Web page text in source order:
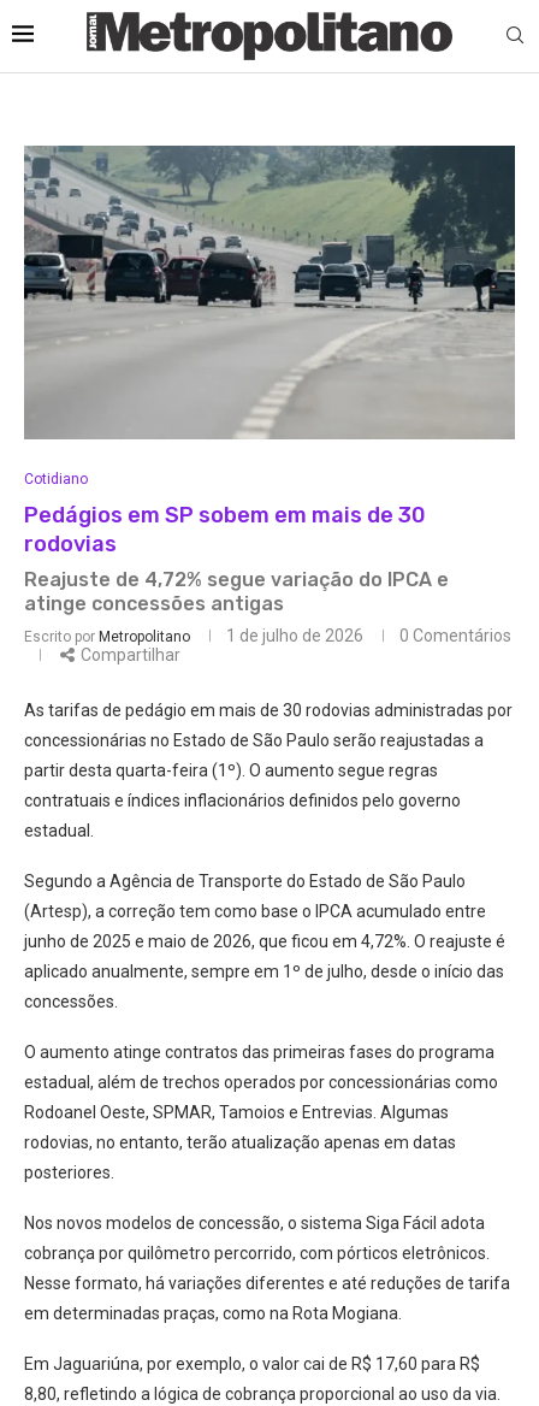
Cotidiano
Pedágios em SP sobem em mais de 30
rodovias
Reajuste de 4,72% segue variação do IPCA e
atinge concessões antigas
Escrito por Metropolitano 1 de julho de 2026
0 Comentários
Compartilhar
As tarifas de pedágio em mais de 30 rodovias administradas por
concessionárias no Estado de São Paulo serão reajustadas a
partir desta quarta-feira (1º). O aumento segue regras
contratuais e índices inflacionários definidos pelo governo
estadual.
Segundo a Agência de Transporte do Estado de São Paulo
(Artesp), a correção tem como base o IPCA acumulado entre
junho de 2025 e maio de 2026, que ficou em 4,72%. O reajuste é
aplicado anualmente, sempre em 1º de julho, desde o início das
concessões.
O aumento atinge contratos das primeiras fases do programa
estadual, além de trechos operados por concessionárias como
Rodoanel Oeste, SPMAR, Tamoios e Entrevias. Algumas
rodovias, no entanto, terão atualização apenas em datas
posteriores.
Nos novos modelos de concessão, o sistema Siga Fácil adota
cobrança por quilômetro percorrido, com pórticos eletrônicos.
Nesse formato, há variações diferentes e até reduções de tarifa
em determinadas praças, como na Rota Mogiana.
Em Jaguariúna, por exemplo, o valor cai de R$ 17,60 para R$
8,80, refletindo a lógica de cobrança proporcional ao uso da via.